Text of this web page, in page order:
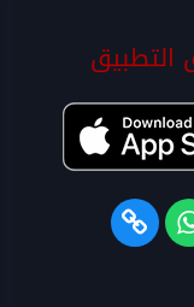
التطبيق